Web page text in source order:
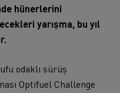
hünerlerini
yarışma, bu yıl
odaklı sürüş
Optifuel Challenge